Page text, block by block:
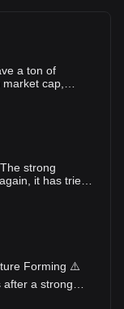
a ton of
cap,
strong
it has tried
assured🈳!$4
Forming ⚠️
after a strong